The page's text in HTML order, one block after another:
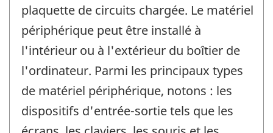
plaquette de circuits chargée. Le matériel
périphérique peut être installé à
l'intérieur ou à l'extérieur du boîtier de
l'ordinateur. Parmi les principaux types
de matériel périphérique, notons : les
dispositifs d'entrée-sortie tels que les